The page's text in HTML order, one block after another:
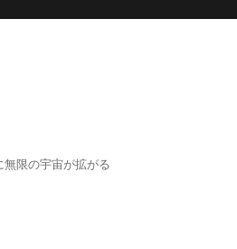
限の宇宙が拡がる